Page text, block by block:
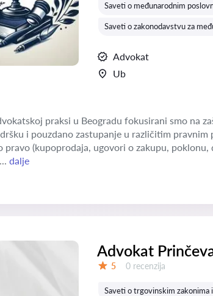
Saveti o međunarodnim
Saveti o zakonodavstvu za
Advokat
Ub
praksi u Beogradu fokusirani smo na
i pouzdano zastupanje u različitim pravnim
pravo (kupoprodaja, ugovori o zakupu,
dalje
Advokat
5 Recenzija:
0 recenzija
Saveti o trgovinskim zakonima